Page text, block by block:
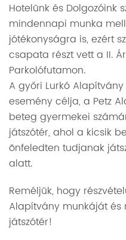
Hotelünk és Dolgozóink
mindennapi munka
jótékonyságra is, ezért
csapata részt vett a II.
Parkolófutamon.
A győri Lurkó
esemény célja, a Petz
beteg gyermekei
játszótér, ahol a kicsik
önfeledten tudjanak
alatt.
Reméljük, hogy
Alapítvány munkáját
játszótér!